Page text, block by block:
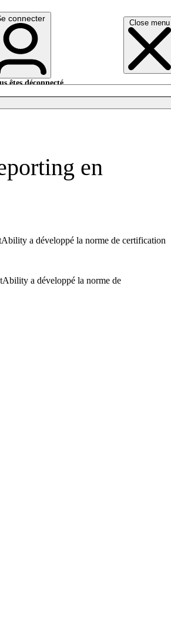
Close menu
connecter
êtes déconnecté.
en
a développé la norme de certification
a développé la norme de